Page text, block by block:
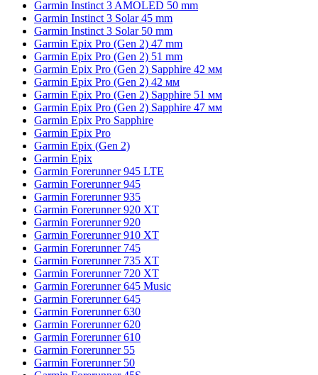
Garmin Instinct 3 AMOLED 50 mm
Garmin Instinct 3 Solar 45 mm
Garmin Instinct 3 Solar 50 mm
Garmin Epix Pro (Gen 2) 47 mm
Garmin Epix Pro (Gen 2) 51 mm
Garmin Epix Pro (Gen 2) Sapphire 42 мм
Garmin Epix Pro (Gen 2) 42 мм
Garmin Epix Pro (Gen 2) Sapphire 51 мм
Garmin Epix Pro (Gen 2) Sapphire 47 мм
Garmin Epix Pro Sapphire
Garmin Epix Pro
Garmin Epix (Gen 2)
Garmin Epix
Garmin Forerunner 945 LTE
Garmin Forerunner 945
Garmin Forerunner 935
Garmin Forerunner 920 XT
Garmin Forerunner 920
Garmin Forerunner 910 XT
Garmin Forerunner 745
Garmin Forerunner 735 XT
Garmin Forerunner 720 XT
Garmin Forerunner 645 Music
Garmin Forerunner 645
Garmin Forerunner 630
Garmin Forerunner 620
Garmin Forerunner 610
Garmin Forerunner 55
Garmin Forerunner 50